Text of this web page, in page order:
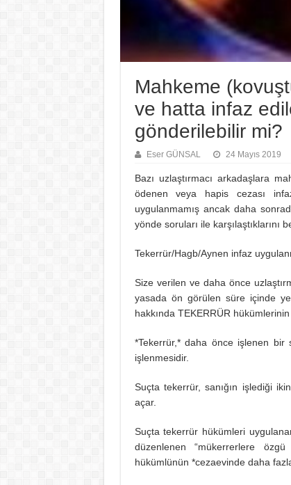
Mahkeme
ve hatta infaz
gönderilebilir mi?
Eser GÜNSAL 24 Mayıs 2019
Bazı uzlaştırmacı arkadaşlara
ödenen veya hapis cezası
uygulanmamış ancak daha
yönde soruları ile karşılaştıklarını
Tekerrür/Hagb/Aynen infaz
Size verilen ve daha önce
yasada ön görülen süre içinde
hakkında TEKERRÜR
*Tekerrür,* daha önce işlenen
işlenmesidir.
Suçta tekerrür, sanığın işlediği
açar.
Suçta tekerrür hükümleri
düzenlenen “mükerrerlere
hükümlünün *cezaevinde daha